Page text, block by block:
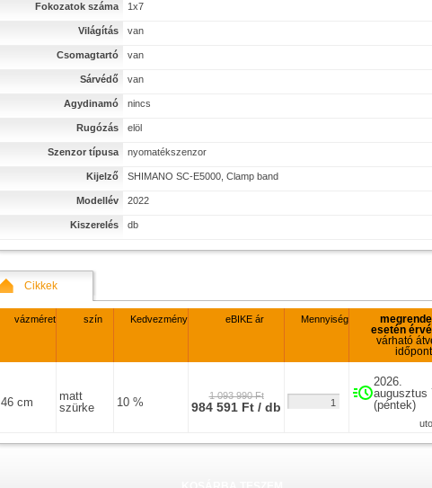
Fokozatok száma 1x7
Világítás van
Csomagtartó van
Sárvédő van
Agydinamó nincs
Rugózás elöl
Szenzor típusa nyomatékszenzor
Kijelző SHIMANO SC-E5000, Clamp band
Modellév 2022
Kiszerelés db
Cikkek
vázméret szín Kedvezmény eBIKE ár Mennyiség
esetén
várható
időpont
46 cm
matt
szürke
10 % 1 093 990 Ft
984 591 Ft / db
2026.
augusztus
(péntek)